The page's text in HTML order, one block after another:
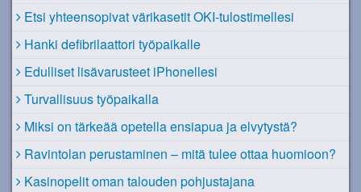
Etsi yhteensopivat värikasetit OKI-tulostimellesi
Hanki defibrilaattori työpaikalle
Edulliset lisävarusteet iPhonellesi
Turvallisuus työpaikalla
Miksi on tärkeää opetella ensiapua ja elvytystä?
Ravintolan perustaminen – mitä tulee ottaa huomioon?
Kasinopelit oman talouden pohjustajana